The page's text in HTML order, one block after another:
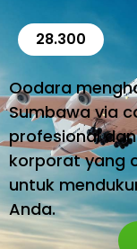
28.300
Oodara
Sumbawa via
profesional
korporat yang
untuk
Anda.